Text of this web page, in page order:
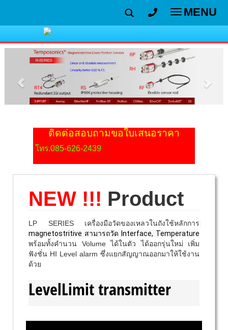
Toggle
MENU
ติดต่อสอบถามขอใบเสนอราคา
โทร.085-626-2439
NEW !!! Product
LP SERIES เครื่องมือวัดของเหลวในถังใช้หลักการ
magnetostritive สามารถวัด Interface, Temperature
พร้อมทั้งคำนวน Volume ได้ในตัว ได้ออกรุ่นใหม่ เพิ่ม
ฟังชั่น HI Level alarm ซึ่งแยกสัญญาณออกมาให้ใช้งาน
ด้วย
LevelLimit transmitter